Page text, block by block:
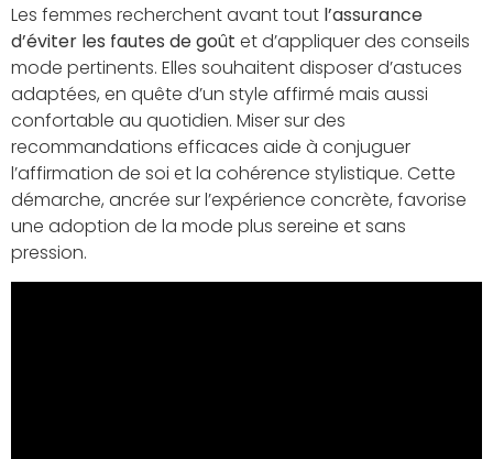
Les femmes recherchent avant tout l’assurance
d’éviter les fautes de goût et d’appliquer des conseils
mode pertinents. Elles souhaitent disposer d’astuces
adaptées, en quête d’un style affirmé mais aussi
confortable au quotidien. Miser sur des
recommandations efficaces aide à conjuguer
l’affirmation de soi et la cohérence stylistique. Cette
démarche, ancrée sur l’expérience concrète, favorise
une adoption de la mode plus sereine et sans
pression.